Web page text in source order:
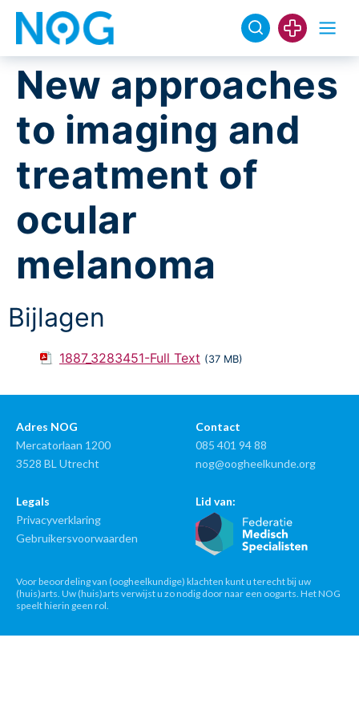
New approaches
to imaging and
treatment of
ocular
melanoma
Bijlagen
1887_3283451-Full Text (37 MB)
Adres NOG
Mercatorlaan 1200
3528 BL Utrecht
Contact
085 401 94 88
nog@oogheelkunde.org
Legals
Privacyverklaring
Gebruikersvoorwaarden
Lid van:
Voor beoordeling van (oogheelkundige) klachten kunt u terecht bij uw
(huis)arts. Uw (huis)arts verwijst u zo nodig door naar een oogarts. Het NOG
speelt hierin geen rol.